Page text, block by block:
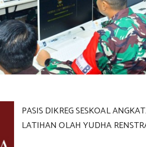
PASIS DIKREG SESKOAL
LATIHAN OLAH YUDHA